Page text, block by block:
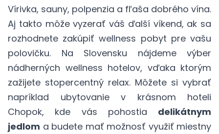
Vírivka, sauny, polpenzia a fľaša dobrého vína.
Aj takto môže vyzerať váš ďalší víkend, ak sa
rozhodnete zakúpiť wellness pobyt pre vašu
polovičku. Na Slovensku nájdeme výber
nádherných wellness hotelov, vďaka ktorým
zažijete stopercentný relax. Môžete si vybrať
napríklad ubytovanie v krásnom hoteli
Chopok, kde vás pohostia delikátnym
jedlom a budete mať možnosť využiť miestny